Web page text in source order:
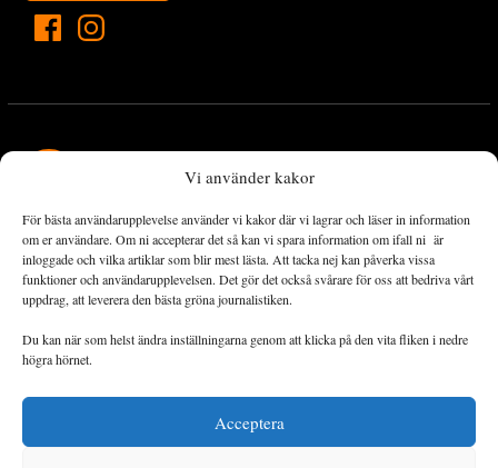
Vi använder kakor
För bästa användarupplevelse använder vi kakor där vi lagrar och läser in information
om er användare. Om ni accepterar det så kan vi spara information om ifall ni är
inloggade och vilka artiklar som blir mest lästa. Att tacka nej kan påverka vissa
funktioner och användarupplevelsen. Det gör det också svårare för oss att bedriva vårt
uppdrag, att leverera den bästa gröna journalistiken.
Du kan när som helst ändra inställningarna genom att klicka på den vita fliken i nedre
högra hörnet.
Acceptera
Landets Fria Tidning är en nyhetstidning med bred bevakning av
det viktigaste som händer lokalt och globalt och med fokus på
omställningsrörelsen. En omställning till ett hållbart samhälle går
både via starka och lika rättigheter för alla människor, minskade
ekonomiska och sociala klyftor, samt utrymme för allt levande att
utvecklas och frodas.